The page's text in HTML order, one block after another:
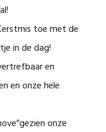
toe met de
in de dag!
en
en onze hele
onze